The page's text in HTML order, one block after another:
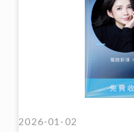
2026-01-02